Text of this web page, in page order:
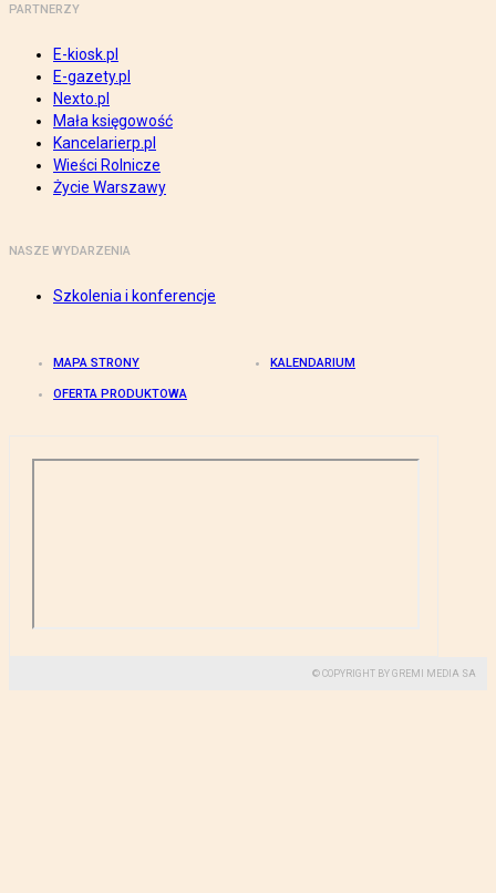
PARTNERZY
E-kiosk.pl
E-gazety.pl
Nexto.pl
Mała księgowość
Kancelarierp.pl
Wieści Rolnicze
Życie Warszawy
NASZE WYDARZENIA
Szkolenia i konferencje
MAPA STRONY KALENDARIUM
OFERTA PRODUKTOWA
© COPYRIGHT BY GREMI MEDIA SA